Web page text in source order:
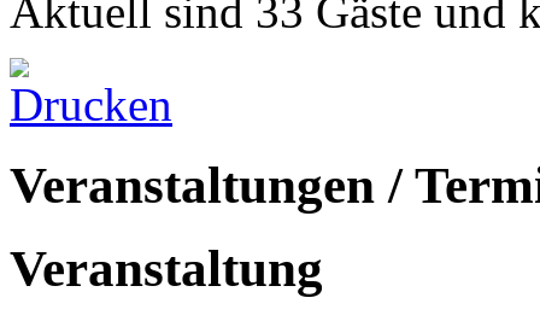
Aktuell sind 33 Gäste und
Veranstaltungen /
Veranstaltung